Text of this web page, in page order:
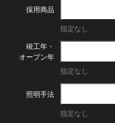
採用商品
指定なし
竣工年・
オープン年
指定なし
照明手法
指定なし